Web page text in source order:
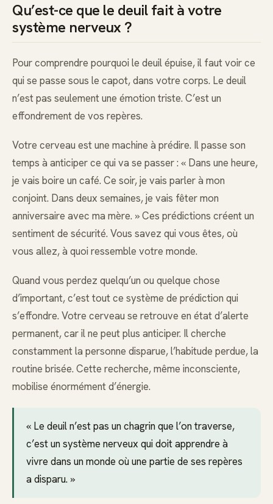
Qu’est-ce que le deuil fait à votre
système nerveux ?
Pour comprendre pourquoi le deuil épuise, il faut voir ce
qui se passe sous le capot, dans votre corps. Le deuil
n’est pas seulement une émotion triste. C’est un
effondrement de vos repères.
Votre cerveau est une machine à prédire. Il passe son
temps à anticiper ce qui va se passer : « Dans une heure,
je vais boire un café. Ce soir, je vais parler à mon
conjoint. Dans deux semaines, je vais fêter mon
anniversaire avec ma mère. » Ces prédictions créent un
sentiment de sécurité. Vous savez qui vous êtes, où
vous allez, à quoi ressemble votre monde.
Quand vous perdez quelqu’un ou quelque chose
d’important, c’est tout ce système de prédiction qui
s’effondre. Votre cerveau se retrouve en état d’alerte
permanent, car il ne peut plus anticiper. Il cherche
constamment la personne disparue, l’habitude perdue, la
routine brisée. Cette recherche, même inconsciente,
mobilise énormément d’énergie.
« Le deuil n’est pas un chagrin que l’on traverse,
c’est un système nerveux qui doit apprendre à
vivre dans un monde où une partie de ses repères
a disparu. »